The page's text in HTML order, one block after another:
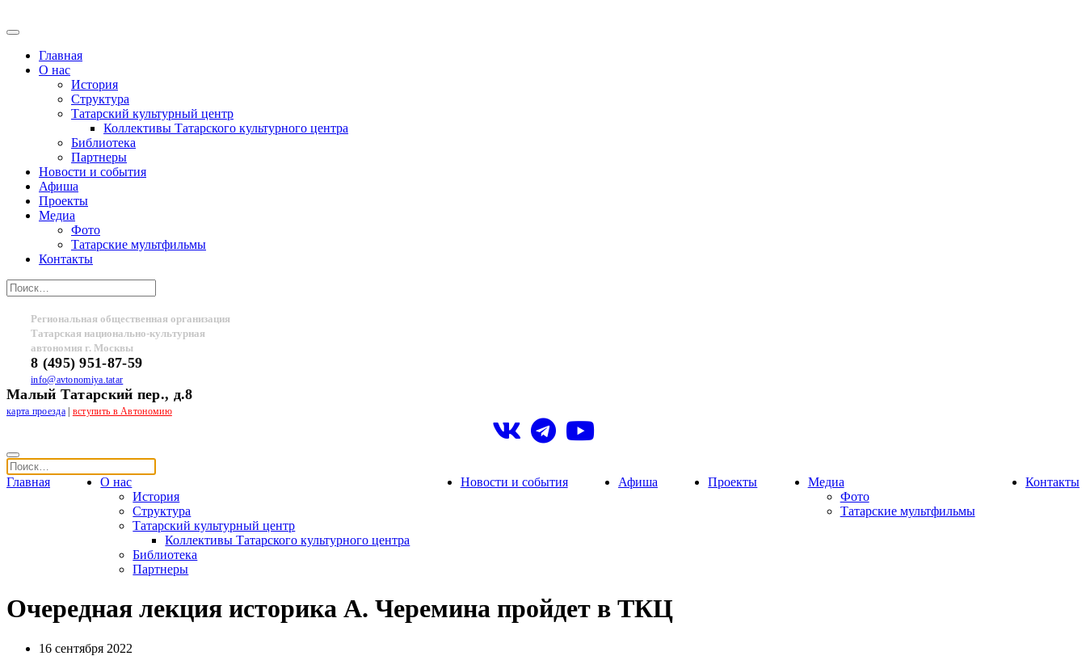
Главная
О нас
История
Структура
Татарский культурный центр
Коллективы Татарского культурного центра
Библиотека
Партнеры
Новости и события
Афиша
Проекты
Медиа
Фото
Татарские мультфильмы
Контакты
Региональная общественная организация
Татарская национально-культурная
автономия г. Москвы
8 (495) 951-87-59
info@avtonomiya.tatar
Малый Татарский пер., д.8
карта проезда| вступить в Автономию
Главная
О нас
История
Структура
Татарский культурный центр
Коллективы Татарского культурного центра
Библиотека
Партнеры
Новости и события Афиша Проекты
Медиа
Фото
Татарские мультфильмы
Контакты
Очередная лекция историка А. Черемина пройдет в ТКЦ
16 сентября 2022